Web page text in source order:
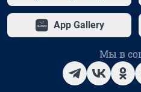
App Gallery
Мы в